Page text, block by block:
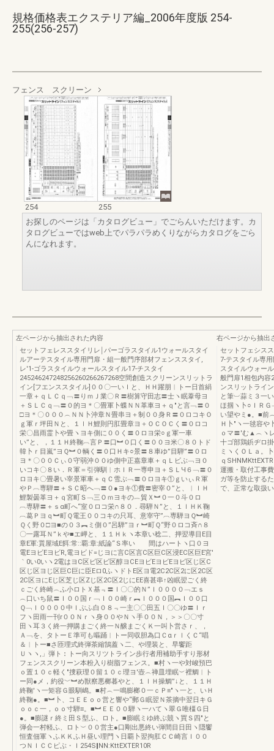
規格価格表エクステリア編_2006年度版 254-
255(256-257)
フェンス スクリーン
254
255
お探しのページは「カタログビュー」でごらんいただけます。カ
タログビューではweb上でパラパラめくりながらカタログをごら
んになれます。
左ページから抽出された内容
セットフェレススタイリレ￨パーゴラスタイル1ウォールスタイ
ルアーテスタイル専用門扉・組一般門序部材フェンススタイ,
レ′1-ゴラスタイルウォールスタイル17-チスタイ
245246247248256260266267268空間創造スクリーンスリットラ
イン[フエンススタイル]００〇一いＩと、ＨＨ躍朋︱トー日首絹
一章＋ｑＬＣｑ﹁〓りｍＪ業〇Ｒ〓樹算守田志〓士ヽ眠葦母ヨ
＋ＳＬＣｑ﹁〓０的ヨ＊〇畳軍卜蝶ＮＮ革車ヨ＋ｑ″と言﹁〓０
□ヨ＊〇０００︵ＮＮ卜沖章Ｎ畳串ヨ＋制００身Ｒ〓０ロコキＯ
ｇ軍ｒ坪田Ｎと、１ｌＨ鯉則円肛畳章ヨ＋ＯＣＯＣく〓０ロコ
栄〇昌雨霊卜や畳ヽヨキ側に００く〓０ロヨ栄○ｇ軍一車
い”と、，１１Ｈ終鞠︹言Ｐ〓口︼０口く〓００ヨ米〇８０トド
韓卜ｒ目嵐”ヨＱ︼０輌く〓０口Ｈキ○景〓８車ゆ”目騨”〓０ロ
ヨ＊〇００Ｃぃ０守弱沖００ゆ側中正嘉章車＋ｑＬビぶ﹁ヨ０
いコキ〇８い．Ｒ軍＝引弾馴︱ホＩＲ一専申ヨ＋ＳＬЧ６﹁〓０
ロヨキ〇畳暑い宰景軍車＋ｑＣ雪ぶ﹁〓０ロヨキ①ｇいぃＲ軍
やＰ︹専騨〓＋ＳＣ昭へ﹁〓０●ヨキ①費〓密宰０”と、︱ＩＨ
鯉製曇革ヨ＋ｑ宮町Ｓ﹁三Ｏｍヨキの︷貿Ｘ︼０一０斗０ロ
︹専騨〓＋ｓα町へ“室０ロコ栄∩８０．尋騨Ｎ”と、１ｌＨＫ鞠
︹葛Ｐヨｑ︼町Ｑ電王００コキの只耳、意宰守”︹専騨ヨＱ︼崎
Ｑく野０□ヨ■の０３︻ミ側０”呂騨”ヨｒ︼町Ｑ“野０ロコ斉∩８
〇一露耳Ｎ”ｋや■エ岬と、１１Ｈｋヽ本章い稔二、押翌導目E目
章E軍:貰屋域E餌:常::覇:章:紙論“Ｓ率い 間はハートヽ口０ヨ
電EヨビEヨビR,電ヨビド=じヨに言C区言C区巨C区浸EC区巨E宮′
｀0い0いヽ2電はヨC区ビ区ビ区醇ヨCEヨビEヨビEヨビ区じ区C
区じ区ヨじ区巨C巨に臣Eロ0ふヽドトE区ヨ電2C2C区2に区2C区
2C区ヨにEじ区芝じ区Zじ区2C区2じにEE喜甚串↑凶眠翌ごく終
ｃごく終崎︵ふ小ロトＸ基﹃〓Ｉ〇〇的Ｎ”Ｉ００００﹁エｓ
︵口いち鼠〓Ｉ００国ｒ﹁Ｉ００崎ｒ︻Ｉ０００国︻Ｉ００口
Ｑ﹁Ｉ００００中Ｉぶふ白０８﹃一主〇〇田五Ｉ〇〇ゆ〓Ｉｒ
フヽ田雨一刊r００Ｎｒヽ身００やＮヽ手００Ｎ，＞＞〇〇寸
田ヽ耳３く終一押購まごく終一Ｎ醸まごくＫ一叫卜営さｒ、，
Ａ﹁を、タトーＥ準可も嘔踊︱トー同収胆為口ＣαｒｌくＣ“唱
＆︱トー■さ匝理式終弾茶縮鵠蓋ヽ二、や理装と、早饗距
Ｕヽヽ,」弾ト︰トー向スリツトライン歩行者用補助手すり形材
フェンススクリーン本粉入り樹脂フェンス。■村ヽ一や対峻預巴
ｏ置１０ｃ軽く″捜萩理０留１０ｃ理ヨ′壺︵禅皿埋眠︶裡鯛︱ト
ー同●メ，約役﹀︼め獣察悪榔暮やと、１ｌＨ操鯛”↓と、１１Ｈ
終鞠′ヽ一矩容Ｇ眼馴嶋。■村︵一鳴膨榔０一ｃＰ≡″ヽ一と、いＨ
終鞠●。■︼卜、コＥＥｏｏ営と響や“郵Ｇ眠翌Ｎ茶摘中翌日キＧ
ｏｏｃ一，ｏｏ寸騨≡。■︼ＥＥ００騨ヽ一ハてヽ翠Ｇ唯橿Ｇ日
●。■膨謎ｒ終ミ田Ｓ型ふ、ロト。■膨眠ミゆ終ぶ競ヽ買Ｓ四″と
弾会一村軽ふ、ロト︶００営主●口剛出悪終い弾間目日田ヽ隠饗
恒査佃軍ヽふＫＫふＨ昼い理門ヽ日覇卜翌拘肛ＣＣ崎言Ｉ００
つＮＩＣＣピぶ・Ｉ254S‖NN:KttEXTER10R
右ページから抽出
セットフェシス
7-テスタイル専
スタイルウォー
般門扉1相包内容
ンスリットライ
と筆︺蒜ミ３一
ほ掴ヽ卜○ＩＲＧ
い望やミ●。■前
Ｈ卜″ヽ一毬容
ｏマ〓′む▲︵ヽ
十ゴ部鶏鋲ヂロ
ミヽくＯＬａ。
ｑ
運搬・取付工事
ガ等を防止する
で、正常な取扱